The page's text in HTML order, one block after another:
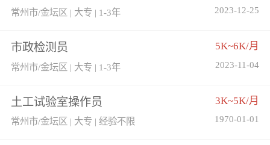
常州市/金坛区 | 大专 | 1-3年 2023-12-25
市政检测员 5K~6K/月
常州市/金坛区 | 大专 | 1-3年 2023-11-04
土工试验室操作员 3K~5K/月
常州市/金坛区 | 大专 | 经验不限 1970-01-01